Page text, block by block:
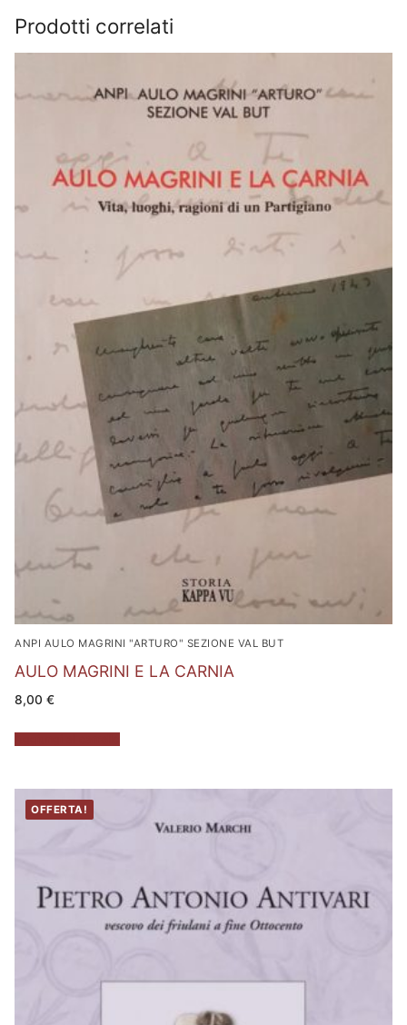
Prodotti correlati
ANPI AULO MAGRINI "ARTURO" SEZIONE VAL BUT
AULO MAGRINI E LA CARNIA
8,00 €
OFFERTA!